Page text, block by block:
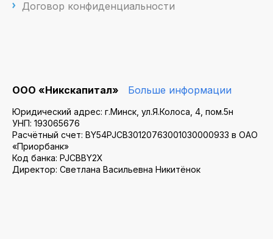
Договор конфиденциальности
ООО «Никскапитал» Больше информации
Юридический адрес: г.Минск, ул.Я.Колоса, 4, пом.5н
УНП: 193065676
Расчётный счет: BY54PJCB30120763001030000933 в ОАО
«Приорбанк»
Код банка: PJCBBY2X
Директор: Светлана Васильевна Никитёнок